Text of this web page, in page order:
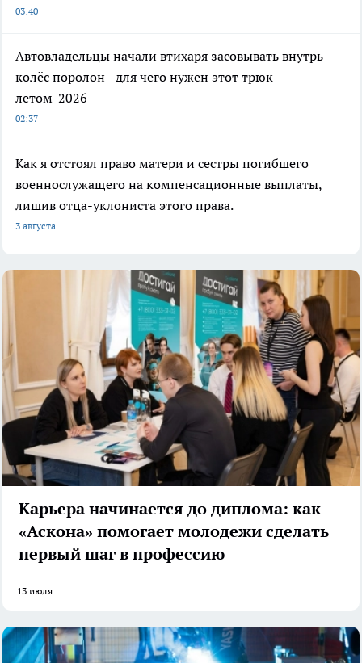
03:40
Автовладельцы начали втихаря засовывать внутрь
колёс поролон - для чего нужен этот трюк
летом-2026
02:37
Как я отстоял право матери и сестры погибшего
военнослужащего на компенсационные выплаты,
лишив отца-уклониста этого права.
3 августа
Карьера начинается до диплома: как
«Аскона» помогает молодежи сделать
первый шаг в профессию
13 июля